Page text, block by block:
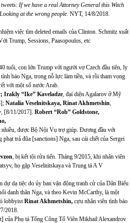
If we have a real Attorney General this Witch
at the wrong people. NYT, 14/8/2018.
việc tìm deleted emails của Clinton. Schmitz xuất
Trump, Sessions, Paasopoulos, etc
tuổi, con lớn Trump với người vợ Czech đầu tiên, ly
báo Nga, trong nỗ lực làm tiền, và rồi tham vọng
với một số nước Arab.
Irakly “Ike” Kaveladze , đại diện Agalarov ở Mỹ
Natalia Veselnitskaya, Rinat Akhmetshin
, [8/11/2017]. Robert “Rob” Goldstone,
nhiều, được Bộ Nội Vụ trợ giúp. Đương đầu với
trả đũa [sanctions] Nga, sau cái chết của Sergei
, bị kết tội rửa tiển. Tháng 9/2015, khi nhân viên
họ gặp Veselnitskaya và Trung tá A V
dự dạ tiệc do ủy ban vận động tranh cử của Dân Biểu
danh thân Nga, và theo Kevin McCarthy, là một
lobbyist Rinat Akhmetshin, cựu nhân viên tình báo
2018.
của Phụ tá Tổng Công Tố Viên Mikhail Alexandrov